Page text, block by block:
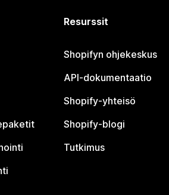
Resurssit
Shopifyn ohjekeskus
API-dokumentaatio
Shopify-yhteisö
Shopify-blogi
Tutkimus